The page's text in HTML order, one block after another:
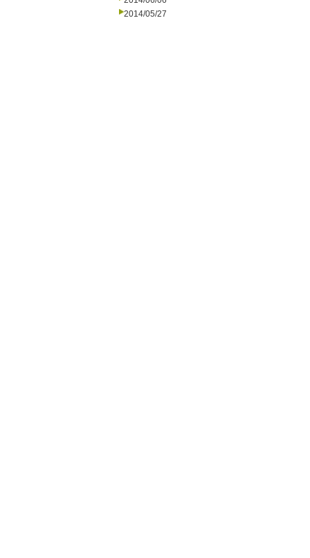
2014/05/27